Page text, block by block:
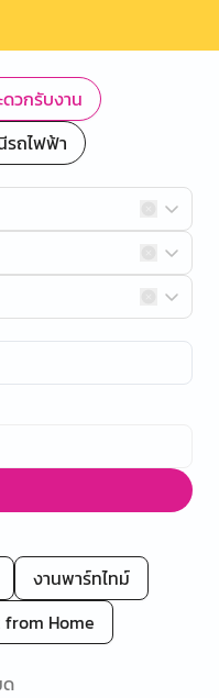
วกรับงาน
รถไฟฟ้า
งานพาร์ทไทม์
from Home